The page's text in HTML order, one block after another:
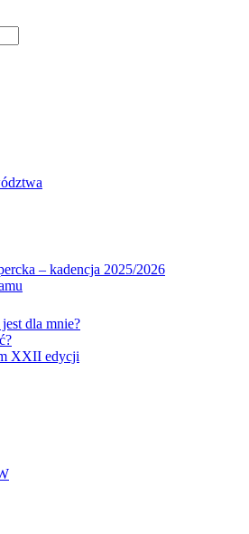
– kadencja 2025/2026
dla mnie?
XXII edycji